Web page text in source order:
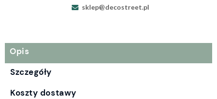
sklep@decostreet.pl
Opis
Szczegóły
Koszty dostawy